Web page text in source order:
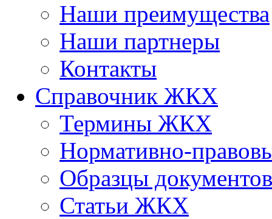
Наши преимущества
Наши партнеры
Контакты
Справочник ЖКХ
Термины ЖКХ
Нормативно-
Образцы документов
Статьи ЖКХ